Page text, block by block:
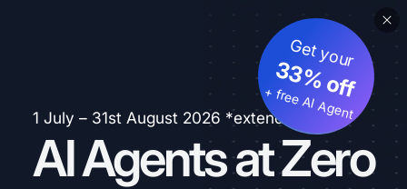
1 July – 31st August 2026 *extended
AI Agents at Zero
Get your
33% off
+ free AI Agent